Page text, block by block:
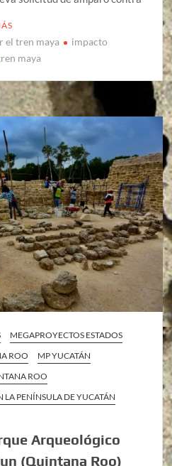
el tren maya
impacto
maya
MEGAPROYECTOS ESTADOS
ROO
MP YUCATÁN
ROO
LA PENÍNSULA DE YUCATÁN
Arqueológico
(Quintana Roo)